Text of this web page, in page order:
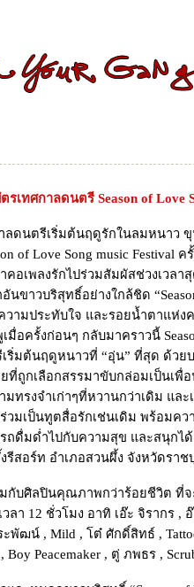
เทศกาลดนตรี Season of Love
ลดนตรีเริ่มต้นฤดูรักในลมหนาว
of Love Song music
คอเพลงรักไปร่วมสัมผัสช่วงเว
นขาวบริสุทธิ์อย่างใกล้ชิด
วามประทับใจ และรอยน้ำตาแห่
มื่อครั้งก่อนๆ กลับมาคราวนี้
ริ่มต้นฤดูหนาวที่ “อุ่น” ที่สุด ด้วย
ที่ถูกเลือกสรรมาขับกล่อมเป็นเ
ทรงจำเก่าๆที่หวานกว่าเดิม และ
มเป็นทูตสื่อรักเช่นเดิม พร้อมค
ถดื่มด่ำไปกับความสุข และสนุกไ
รีสอร์ท อำเภอสวนผึ้ง จังหวัดราช
กับศิลปินคุณภาพกว่าร้อยชีวิต ที่
วลา 12 ชั่วโมง อาทิ เอ๊ะ จิรากร
ะพัฒน์ , Mild , โต๋ ศักดิ์สิทธ์ ,
Boy Peacemaker , ตู่ ภพธร ,